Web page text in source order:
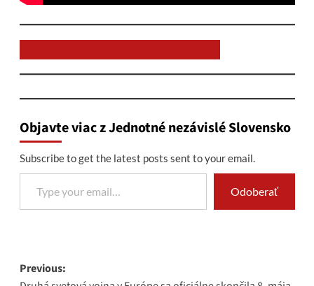
Objavte viac z Jednotné nezávislé Slovensko
Subscribe to get the latest posts sent to your email.
Type your email…
Odoberať
Post
Previous: